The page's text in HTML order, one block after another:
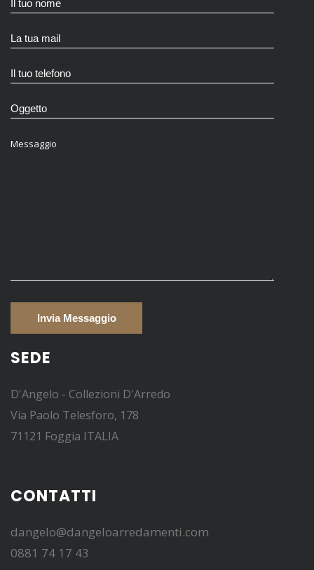
Messaggio
SEDE
D'Angelo - Collezioni D'Arredo
Via Paolo Telesforo, 178
71121 Foggia ITALIA
CONTATTI
dangelo@dangeloarredamenti.com
0881 74 17 43